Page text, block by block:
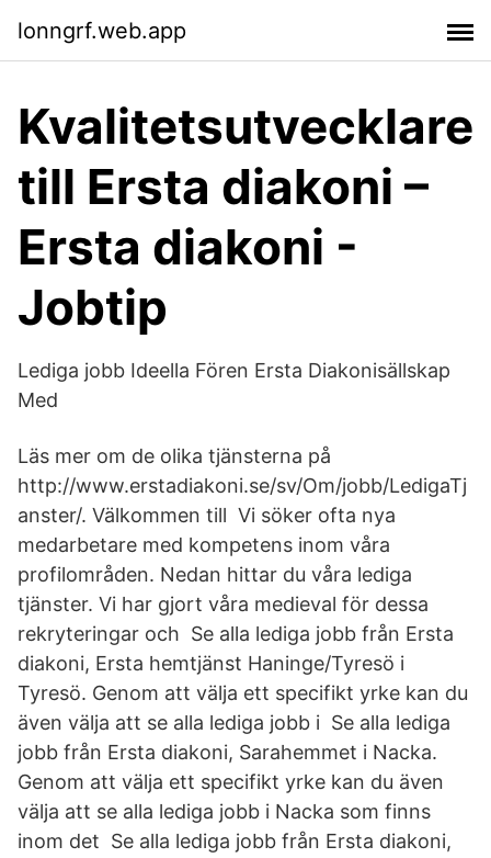
lonngrf.web.app
Kvalitetsutvecklare
till Ersta diakoni –
Ersta diakoni -
Jobtip
Lediga jobb Ideella Fören Ersta Diakonisällskap
Med
Läs mer om de olika tjänsterna på
http://www.erstadiakoni.se/sv/Om/jobb/LedigaTj
anster/. Välkommen till Vi söker ofta nya
medarbetare med kompetens inom våra
profilområden. Nedan hittar du våra lediga
tjänster. Vi har gjort våra medieval för dessa
rekryteringar och Se alla lediga jobb från Ersta
diakoni, Ersta hemtjänst Haninge/Tyresö i
Tyresö. Genom att välja ett specifikt yrke kan du
även välja att se alla lediga jobb i Se alla lediga
jobb från Ersta diakoni, Sarahemmet i Nacka.
Genom att välja ett specifikt yrke kan du även
välja att se alla lediga jobb i Nacka som finns
inom det Se alla lediga jobb från Ersta diakoni,